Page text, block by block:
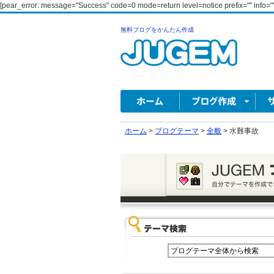
[pear_error: message="Success" code=0 mode=return level=notice prefix=""
無料ブログをかんたん作成
ホーム > ブログテーマ > 全般 > 水難事故